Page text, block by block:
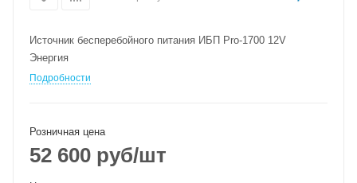
Источник бесперебойного питания ИБП Pro-1700 12V
Энергия
Подробности
Розничная цена
52 600 руб/шт